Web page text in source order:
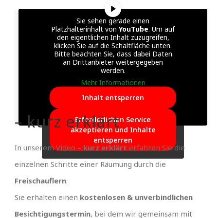
Sie sehen gerade einen
Platzhalterinhalt von YouTube. Um auf
den eigentlichen Inhalt zuzugreifen,
klicken Sie auf die Schaltfläche unten.
Bitte beachten Sie, dass dabei Daten
an Drittanbieter weitergegeben
werden.
Mehr Informationen
Inhalt entsperren
Erforderlichen Service
akzeptieren und Inhalte
entsperren
– kurz erklärt
In unserem Video – kurz erklärt erfahren Sie die
einzelnen Schritte einer Räumung durch die
Freischauflern.
Sie erhalten einen kostenlosen & unverbindlichen
Besichtigungstermin, bei dem wir gemeinsam mit